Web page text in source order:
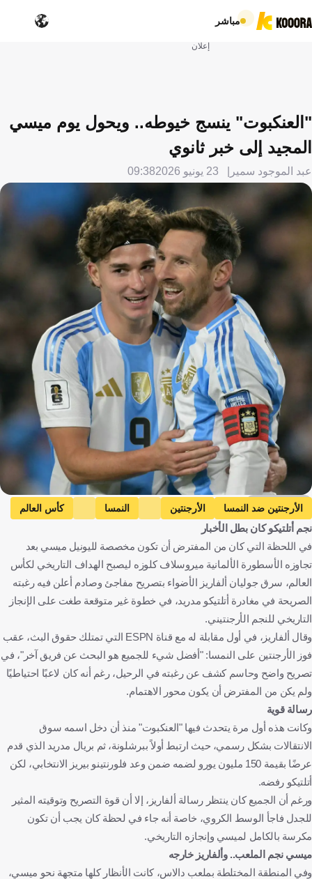
مباشر
إعلان
"العنكبوت" ينسج خيوطه.. ويحول يوم ميسي
المجيد إلى خبر ثانوي
عبد الموجود سمير 23 يونيو 2026 09:38
Getty Images
الأرجنتين ضد النمسا الأرجنتين النمسا
كأس العالم
خوليان ألفاريز
ليونيل ميسي
الولايات المتحدة
كرة قدم
نجم أتلتيكو كان بطل الأخبار
في اللحظة التي كان من المفترض أن تكون مخصصة لليونيل ميسي بعد
تجاوزه الأسطورة الألمانية ميروسلاف كلوزه ليصبح الهداف التاريخي لكأس
العالم، سرق جوليان ألفاريز الأضواء بتصريح مفاجئ وصادم أعلن فيه رغبته
الصريحة في مغادرة أتلتيكو مدريد، في خطوة غير متوقعة طغت على الإنجاز
التاريخي للنجم الأرجنتيني.
وقال ألفاريز، في أول مقابلة له مع قناة ESPN التي تمتلك حقوق البث، عقب
فوز الأرجنتين على النمسا: "أفضل شيء للجميع هو البحث عن فريق آخر"، في
تصريح واضح وحاسم كشف عن رغبته في الرحيل، رغم أنه كان لاعبًا احتياطيًا
ولم يكن من المفترض أن يكون محور الاهتمام.
رسالة قوية
وكانت هذه أول مرة يتحدث فيها "العنكبوت" منذ أن دخل اسمه سوق
الانتقالات بشكل رسمي، حيث ارتبط أولاً ببرشلونة، ثم بريال مدريد الذي قدم
عرضًا بقيمة 150 مليون يورو لضمه ضمن وعد فلورنتينو بيريز الانتخابي، لكن
أتلتيكو رفضه.
ورغم أن الجميع كان ينتظر رسالة ألفاريز، إلا أن قوة التصريح وتوقيته المثير
للجدل فاجأ الوسط الكروي، خاصة أنه جاء في لحظة كان يجب أن تكون
مكرسة بالكامل لميسي وإنجازه التاريخي.
ميسي نجم الملعب.. وألفاريز خارجه
وفي المنطقة المختلطة بملعب دالاس، كانت الأنظار كلها متجهة نحو ميسي،